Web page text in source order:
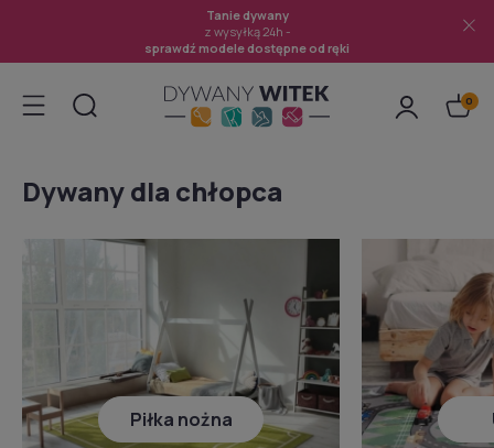
Tanie dywany
z wysyłką 24h -
sprawdź modele dostępne od ręki
Dywany dla chłopca
Piłka nożna